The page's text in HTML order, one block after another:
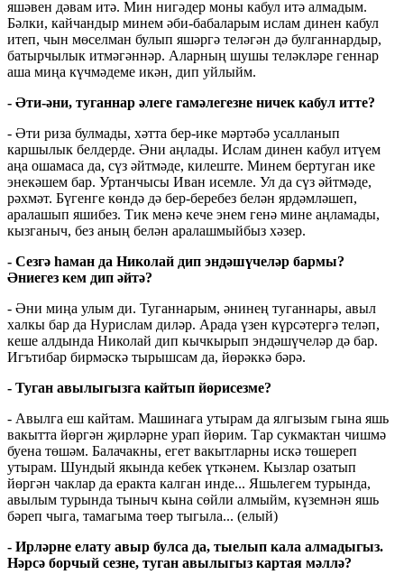
яшәвен дәвам итә. Мин нигәдер моны кабул итә алмадым.
Бәлки, кайчандыр минем әби-бабаларым ислам динен кабул
итеп, чын мөселман булып яшәргә теләгән дә булганнардыр,
батырчылык итмәгәннәр. Аларның шушы теләкләре геннар
аша миңа күчмәдеме икән, дип уйлыйм.
- Әти-әни, туганнар әлеге гамәлегезне ничек кабул итте?
- Әти риза булмады, хәтта бер-ике мәртәбә усалланып
каршылык белдерде. Әни аңлады. Ислам динен кабул итүем
аңа ошамаса да, сүз әйтмәде, килеште. Минем бертуган ике
энекәшем бар. Уртанчысы Иван исемле. Ул да сүз әйтмәде,
рәхмәт. Бүгенге көндә дә бер-беребез белән ярдәмләшеп,
аралашып яшибез. Тик менә кече энем генә мине аңламады,
кызганыч, без аның белән аралашмыйбыз хәзер.
- Сезгә һаман да Николай дип эндәшүчеләр бармы?
Әниегез кем дип әйтә?
- Әни миңа улым ди. Туганнарым, әнинең туганнары, авыл
халкы бар да Нурислам диләр. Арада үзен күрсәтергә теләп,
кеше алдында Николай дип кычкырып эндәшүчеләр дә бар.
Игътибар бирмәскә тырышсам да, йөрәккә бәрә.
- Туган авылыгызга кайтып йөрисезме?
- Авылга еш кайтам. Машинага утырам да ялгызым гына яшь
вакытта йөргән җирләрне урап йөрим. Тар сукмактан чишмә
буена төшәм. Балачакны, егет вакытларны искә төшереп
утырам. Шундый якында кебек үткәнем. Кызлар озатып
йөргән чаклар да еракта калган инде... Яшьлегем турында,
авылым турында тыныч кына сөйли алмыйм, күземнән яшь
бәреп чыга, тамагыма төер тыгыла... (елый)
- Ирләрне елату авыр булса да, тыелып кала алмадыгыз.
Нәрсә борчый сезне, туган авылыгыз картая мәллә?